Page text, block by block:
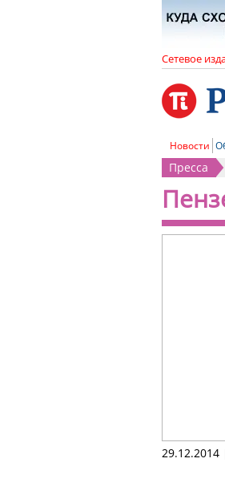
Сетевое
Новости
Пресса
29.12.2014